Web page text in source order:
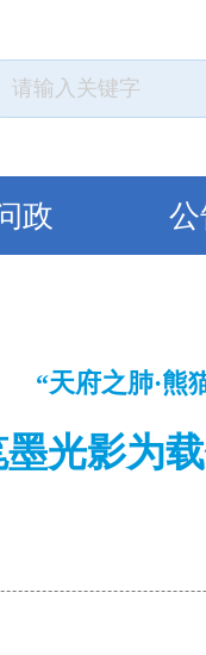
政 公
“天府之肺·熊
墨光影为